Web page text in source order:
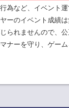
為など、イベント
ーのイベント成績
られませんので、
ナーを守り、ゲー